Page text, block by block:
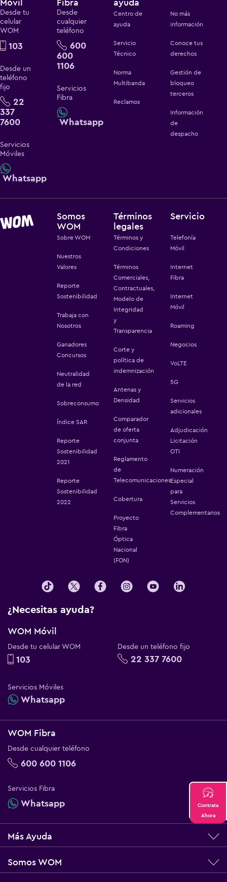
Móvil
Desde tu
celular
WOM
103
Desde un
teléfono
fijo
22
337
7600
Servicios
Móviles
Whatsapp
Fibra
Desde
cualquier
teléfono
600
600
1106
Servicios
Fibra
Whatsapp
ayuda
Centro de
ayuda
Servicio
Técnico
Norma
Multibanda
Reclamos
No más
información
Conoce tus
derechos
Gestión de
bloqueo
terceros
Información
de
despacho
Somos
WOM
Sobre WOM
Nuestros
Valores
Reporte
Sostenibilidad
Trabaja con
Nosotros
Ganadores
Concursos
Neutralidad
de la red
Sobreconsumo
Índice SAR
Reporte
Sostenibilidad
2021
Reporte
Sostenibilidad
2022
Términos
legales
Términos y
Condiciones
Términos
Comerciales,
Contractuales,
Modelo de
Integridad
y
Transparencia
Corte y
política de
indemnización
Antenas y
Densidad
Comparador
de oferta
conjunta
Reglamento
de
Telecomunicaciones
Cobertura
Proyecto
Fibra
Óptica
Nacional
(FON)
Servicio
Telefonía
Móvil
Internet
Fibra
Internet
Móvil
Roaming
Negocios
VoLTE
5G
Servicios
adicionales
Adjudicación
Licitación
OTI
Numeración
Especial
para
Servicios
Complementarios
¿Necesitas ayuda?
WOM Móvil
Desde tu celular WOM
103
Desde un teléfono fijo
22 337 7600
Servicios Móviles
Whatsapp
WOM Fibra
Desde cualquier teléfono
600 600 1106
Servicios Fibra
Whatsapp
Más Ayuda
Somos WOM
Contrata
Ahora